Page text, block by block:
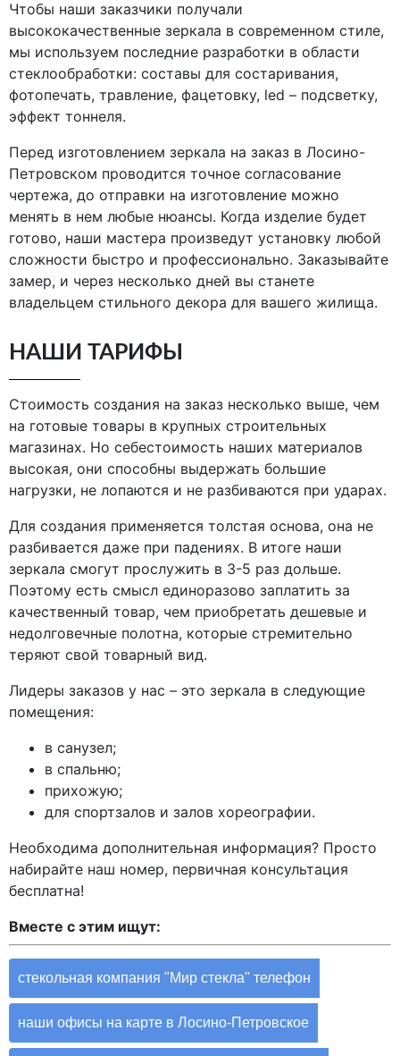
Чтобы наши заказчики получали
высококачественные зеркала в современном стиле,
мы используем последние разработки в области
стеклообработки: составы для состаривания,
фотопечать, травление, фацетовку, led – подсветку,
эффект тоннеля.
Перед изготовлением зеркала на заказ в Лосино-
Петровском проводится точное согласование
чертежа, до отправки на изготовление можно
менять в нем любые нюансы. Когда изделие будет
готово, наши мастера произведут установку любой
сложности быстро и профессионально. Заказывайте
замер, и через несколько дней вы станете
владельцем стильного декора для вашего жилища.
НАШИ ТАРИФЫ
Стоимость создания на заказ несколько выше, чем
на готовые товары в крупных строительных
магазинах. Но себестоимость наших материалов
высокая, они способны выдержать большие
нагрузки, не лопаются и не разбиваются при ударах.
Для создания применяется толстая основа, она не
разбивается даже при падениях. В итоге наши
зеркала смогут прослужить в 3-5 раз дольше.
Поэтому есть смысл единоразово заплатить за
качественный товар, чем приобретать дешевые и
недолговечные полотна, которые стремительно
теряют свой товарный вид.
Лидеры заказов у нас – это зеркала в следующие
помещения:
в санузел;
в спальню;
прихожую;
для спортзалов и залов хореографии.
Необходима дополнительная информация? Просто
набирайте наш номер, первичная консультация
бесплатна!
Вместе с этим ищут:
стекольная компания "Мир стекла" телефон
наши офисы на карте в Лосино-Петровское